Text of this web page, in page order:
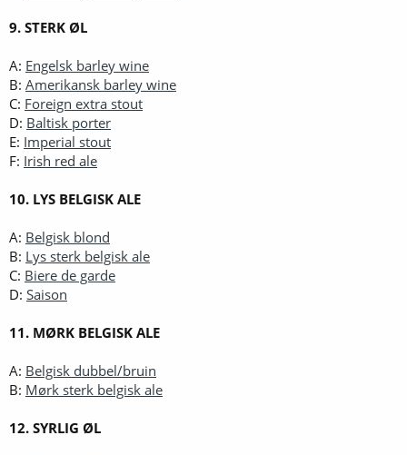
9. STERK ØL
A: Engelsk barley wine
B: Amerikansk barley wine
C: Foreign extra stout
D: Baltisk porter
E: Imperial stout
F: Irish red ale
10. LYS BELGISK ALE
A: Belgisk blond
B: Lys sterk belgisk ale
C: Biere de garde
D: Saison
11. MØRK BELGISK ALE
A: Belgisk dubbel/bruin
B: Mørk sterk belgisk ale
12. SYRLIG ØL